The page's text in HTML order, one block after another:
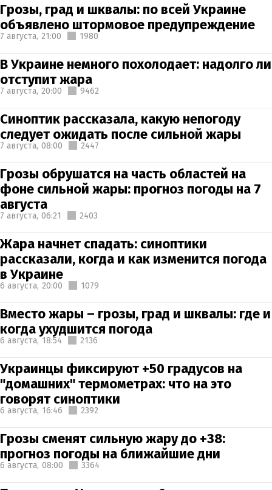
Грозы, град и шквалы: по всей Украине
объявлено штормовое предупреждение
7 августа, 21:00 1980
В Украине немного похолодает: надолго ли
отступит жара
7 августа, 20:00 9462
Синоптик рассказала, какую непогоду
следует ожидать после сильной жары
7 августа, 08:00 2447
Грозы обрушатся на часть областей на
фоне сильной жары: прогноз погоды на 7
августа
7 августа, 06:21 2403
Жара начнет спадать: синоптики
рассказали, когда и как изменится погода
в Украине
6 августа, 20:00 1079
Вместо жары – грозы, град и шквалы: где и
когда ухудшится погода
6 августа, 18:54 2136
Украинцы фиксируют +50 градусов на
"домашних" термометрах: что на это
говорят синоптики
6 августа, 16:46 2392
Грозы сменят сильную жару до +38:
прогноз погоды на ближайшие дни
6 августа, 08:00 3364